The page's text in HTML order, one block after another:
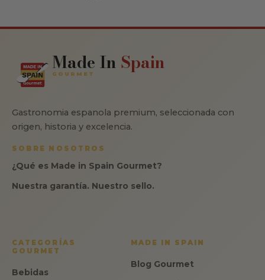
Made In Spain
GOURMET
Gastronomia espanola premium, seleccionada con
origen, historia y excelencia.
SOBRE NOSOTROS
¿Qué es Made in Spain Gourmet?
Nuestra garantía. Nuestro sello.
CATEGORÍAS
GOURMET
Bebidas
MADE IN SPAIN
Blog Gourmet